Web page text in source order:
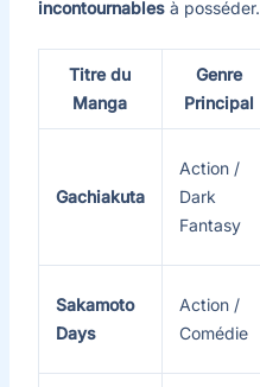
incontournablesà posséder.
Titre du
Manga
Genre
Principal
Gachiakuta
Action /
Dark
Fantasy
Sakamoto
Days
Action /
Comédie